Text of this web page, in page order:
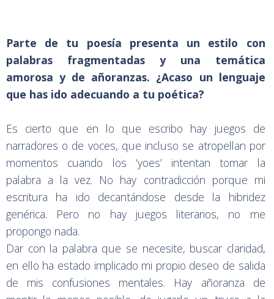
Parte de tu poesía presenta un estilo con
palabras fragmentadas y una temática
amorosa y de añoranzas. ¿Acaso un lenguaje
que has ido adecuando a tu poética?
Es cierto que en lo que escribo hay juegos de
narradores o de voces, que incluso se atropellan por
momentos cuando los ‘yoes’ intentan tomar la
palabra a la vez. No hay contradicción porque mi
escritura ha ido decantándose desde la hibridez
genérica. Pero no hay juegos literarios, no me
propongo nada.
Dar con la palabra que se necesite, buscar claridad,
en ello ha estado implicado mi propio deseo de salida
de mis confusiones mentales. Hay añoranza de